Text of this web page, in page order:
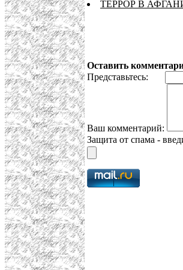
ТЕРРОР В
Оставить
Представьтесь:
Ваш комментарий:
Защита от спама -